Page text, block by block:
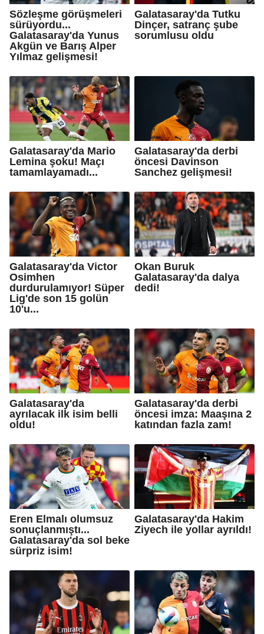
Sözleşme görüşmeleri
sürüyordu...
Galatasaray'da Yunus
Akgün ve Barış Alper
Yılmaz gelişmesi!
Galatasaray'da Tutku
Dinçer, satranç şube
sorumlusu oldu
Galatasaray'da Mario
Lemina şoku! Maçı
tamamlayamadı...
Galatasaray'da derbi
öncesi Davinson
Sanchez gelişmesi!
Galatasaray'da Victor
Osimhen
durdurulamıyor! Süper
Lig'de son 15 golün
10'u...
Okan Buruk
Galatasaray'da dalya
dedi!
Galatasaray'da
ayrılacak ilk isim belli
oldu!
Galatasaray'da derbi
öncesi imza: Maaşına 2
katından fazla zam!
Eren Elmalı olumsuz
sonuçlanmıştı...
Galatasaray'da sol beke
sürpriz isim!
Galatasaray'da Hakim
Ziyech ile yollar ayrıldı!